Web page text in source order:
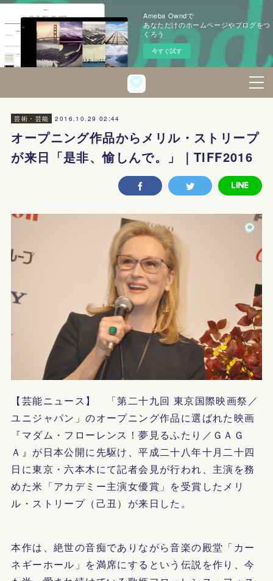
Ameba Owndで
あなただけのホームページやブログをつ
くろう
今すぐ試す
芸術・芸能 2016.10.29 02:44
オープニング作品からメリル・ストリープ
が来日「是非、愉しんで。」｜TIFF2016
【芸能ニュース】 「第二十九回 東京国際映画祭／
ユニジャパン」のオープニング作品に選ばれた映画
『マダム・フローレンス！夢見るふたり／ＧＡＧ
Ａ』が日本公開に先駆け、平成二十八年十月二十四
日に東京・六本木にて記者会見が行われ、主演を務
めた米「アカデミー主演女優賞」を受賞したメリ
ル・ストリープ（己丑）が来日した。
本作は、絶世の音痴でありながら音楽の殿堂「カー
ネギーホール」を満席にするという伝説を作り、今